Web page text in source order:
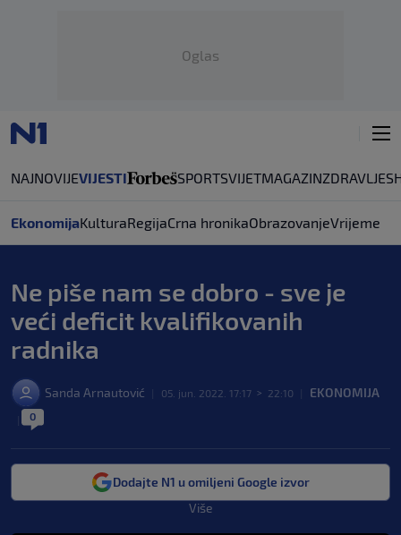
Oglas
NAJNOVIJEVIJESTI SPORTSVIJETMAGAZINZDRAVLJE
EkonomijaKulturaRegijaCrna hronikaObrazovanjeVrijeme
Ne piše nam se dobro - sve je
veći deficit kvalifikovanih
radnika
Sanda Arnautović 05. jun. 2022. 17:17 > 22:10 EKONOMIJA
0
Dodajte N1 u omiljeni Google izvor
Više